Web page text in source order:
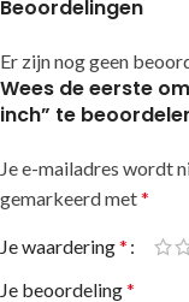
Beoordelingen
Er zijn nog geen
Wees de eerste
inch” te
Je e-mailadres wordt
gemarkeerd met*
Je waardering*
Je beoordeling*
Alternative: